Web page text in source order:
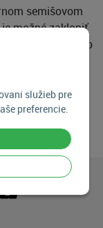
služieb pre
preferencie.
semišovom
možné zaklopiť
pretože sa do
Túto
zložiť